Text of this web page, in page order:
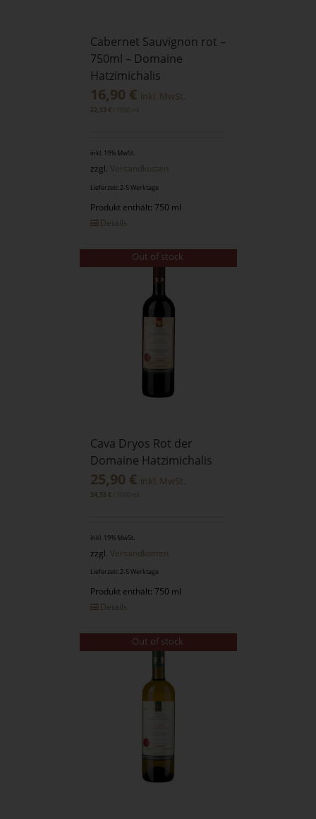
Cabernet Sauvignon rot –
750ml – Domaine
Hatzimichalis
16,90 € inkl. MwSt.
22,53 €/ 1000
inkl. 19% MwSt.
zzgl. Versandkosten
Lieferzeit: 2-5 Werktage
Produkt enthält: 750 ml
Details
Out of stock
Cava Dryos Rot der
Domaine Hatzimichalis
25,90 € inkl. MwSt.
34,53 €/ 1000
inkl. 19% MwSt.
zzgl. Versandkosten
Lieferzeit: 2-5 Werktage
Produkt enthält: 750 ml
Details
Out of stock